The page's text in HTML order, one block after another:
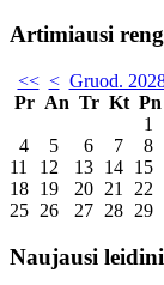
Artimiausi
<< < Gruod.
Pr An Tr Kt Pn
1
4
5 6 7 8
11
12 13 14 15
18 19 20 21 22
25 26 27 28 29
Naujausi